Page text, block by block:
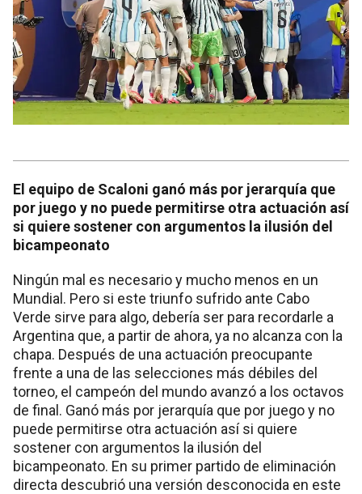
El equipo de Scaloni ganó más por jerarquía que
por juego y no puede permitirse otra actuación así
si quiere sostener con argumentos la ilusión del
bicampeonato
Ningún mal es necesario y mucho menos en un
Mundial. Pero si este triunfo sufrido ante Cabo
Verde sirve para algo, debería ser para recordarle a
Argentina que, a partir de ahora, ya no alcanza con la
chapa. Después de una actuación preocupante
frente a una de las selecciones más débiles del
torneo, el campeón del mundo avanzó a los octavos
de final. Ganó más por jerarquía que por juego y no
puede permitirse otra actuación así si quiere
sostener con argumentos la ilusión del
bicampeonato. En su primer partido de eliminación
directa descubrió una versión desconocida en este